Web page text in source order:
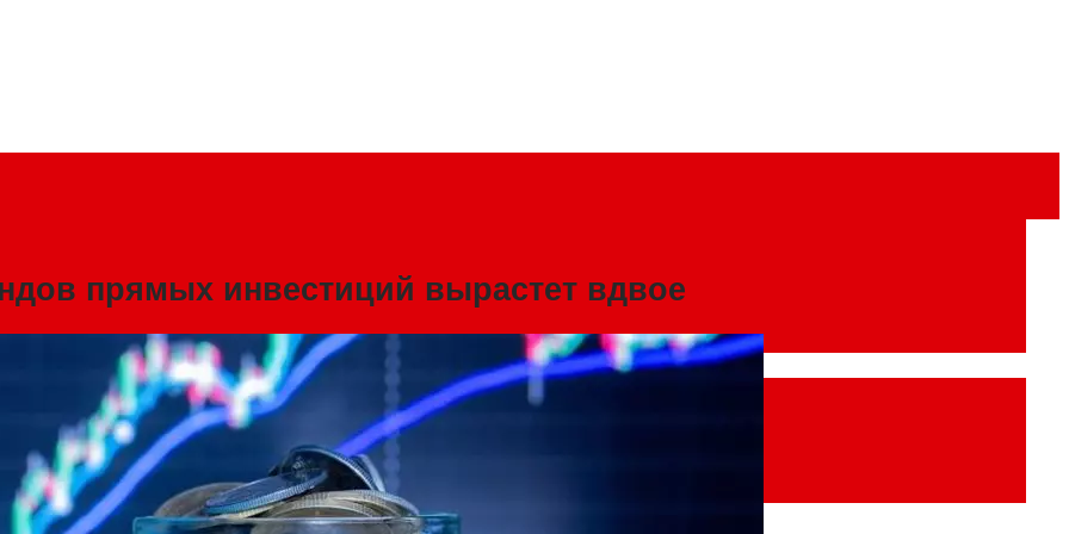
прямых инвестиций вырастет вдвое